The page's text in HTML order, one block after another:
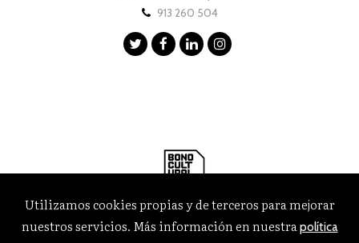
913 260 504
Utilizamos cookies propias y de terceros para mejorar
nuestros servicios. Más información en nuestrapolítica